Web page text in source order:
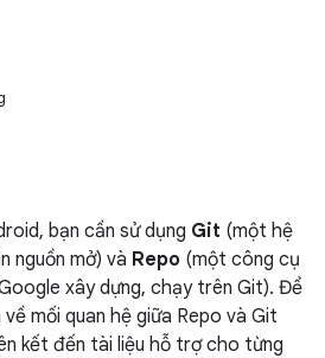
bạn cần sử dụng Git (một hệ
nguồn mở) và Repo (một công cụ
xây dựng, chạy trên Git). Để
mối quan hệ giữa Repo và Git
kết đến tài liệu hỗ trợ cho từng